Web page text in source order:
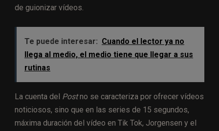
de guionizar vídeos.
Te puede interesar: Cuando el lector ya no
llega al medio, el medio tiene que llegar a sus
rutinas
La cuenta del Postno se caracteriza por ofrecer vídeos
noticiosos, sino que en las series de 15 segundos,
máxima duración del vídeo en Tik Tok, Jorgensen y el